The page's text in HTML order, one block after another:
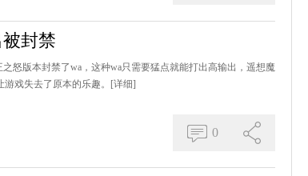
封禁
怒版本封禁了wa，这种wa只需要猛点就能打出高输出，遥想魔
戏失去了原本的乐趣。
[详细]
0